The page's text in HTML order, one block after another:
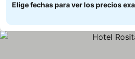
Elige fechas para ver los precios